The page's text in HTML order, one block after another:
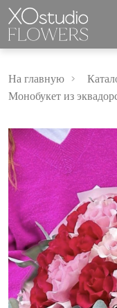
На главную
Монобукет из